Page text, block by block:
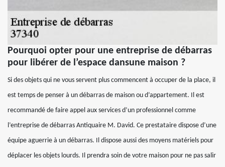
Pourquoi opter pour une entreprise de débarras
pour libérer de l’espace dansune maison ?
Si des objets qui ne vous servent plus commencent à occuper de la place, il
est temps de penser à un débarras de maison ou d’appartement. Il est
recommandé de faire appel aux services d’un professionnel comme
l’entreprise de débarras Antiquaire M. David. Ce prestataire dispose d’une
équipe aguerrie à un débarras. Il dispose aussi des moyens matériels pour
déplacer les objets lourds. Il prendra soin de votre maison pour ne pas salir